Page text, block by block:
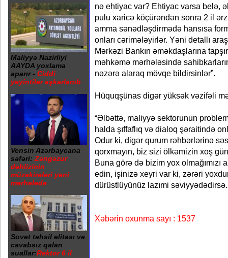
Maliyyə Nazirliyi
AAYDA yoxlama
aparır - Ciddi
yeyintilər aşkarlanıb
Vensin Azərbaycana
səfəri: Zəngəzur
dəhlizinin
müzakirələri yeni
mərhələdə
Sovet təhsil elitası və
cavabsız qalan
suallar:Rektor 6 il
nə ehtiyac var? Ehtiyac varsa belə,
pulu xaricə köçürəndən sonra 2 il
amma sənədləşdirmədə hansısa
onları cərimələyirlər. Yəni detallı
Mərkəzi Bankın əməkdaşlarına
məhkəmə mərhələsində
nəzərə alaraq mövqe bildirsinlər”.
Hüquqşünas digər yüksək vəzifəli
“Əlbəttə, maliyyə sektorunun
halda şıffaflıq və dialoq şəraitində
Odur ki, digər qurum rəhbərlərinə
qorxmayın, biz sizi ölkəmizin xoş
Buna görə də bizim yox olmağımızı
edin, işinizə xeyri var ki, zərəri
dürüstlüyünüz lazımi
Xəbərin oxunma sayı : 1537